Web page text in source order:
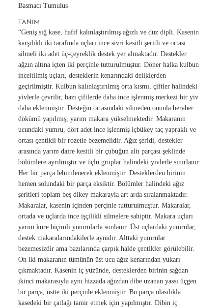
Basmacı Tumulus
TANIM
“Geniş sığ kase, hafif kalınlaştırılmış ağızlı ve düz dipli. Kasenin
karşılıklı iki tarafında uçları ince sivri kesitli şeritli ve ortası
silmeli iki adet üç-çeyreklik destek yer almaktadır. Destekler
ağzın altına içten iki perçinle tutturulmuştur. Döner halka kulbun
inceltilmiş uçları, desteklerin kenarındaki deliklerden
geçirilmiştir. Kulbun kalınlaştırılmış orta kısmı, çiftler halindeki
yivlerle çevrilir, bazı çiftlerde daha ince işlenmiş merkezi bir yiv
daha eklenmiştir. Desteğin ortasındaki silmeden onunla beraber
dökümü yapılmış, yarım makara yükselmektedir. Makaranın
ucundaki yumru, dört adet ince işlenmiş içbükey taç yapraklı ve
ortası çentikli bir rozetle bezemelidir. Ağız şeridi, destekler
arasında yarım daire kesitli bir çubuğun altı parçası şeklinde
bölümlere ayrılmıştır ve üçlü gruplar halindeki yivlerle sınırlanır.
Her bir parça lehimlenerek eklenmiştir. Desteklerden birinin
hemen solundaki bir parça eksiktir. Bölümler halindeki ağız
şeritleri toplam beş dikey makarayla art arda sıralanmaktadır.
Makaralar, kasenin içinden perçinle tutturulmuştur. Makaralar,
ortada ve uçlarda ince işçilikli silmelere sahiptir. Makara uçları
yarım küre biçimli yumrularla sonlanır. Üst uçlardaki yumrular,
destek makaralarındakilerle aynıdır. Alttaki yumrular
bezemesizdir ama bazılarında çarpık halde çentikler görülebilir.
On iki makaranın tümünün üst ucu ağız kenarından yukarı
çıkmaktadır. Kasenin iç yüzünde, desteklerden birinin sağdan
ikinci makarasıyla aynı hizzada ağızdan dibe uzanan yassı üçgen
bir parça, üstte iki perçinle eklenmiştir. Bu parça olasılıkla
kasedeki bir çatlağı tamir etmek için yapılmıştır. Dibin iç